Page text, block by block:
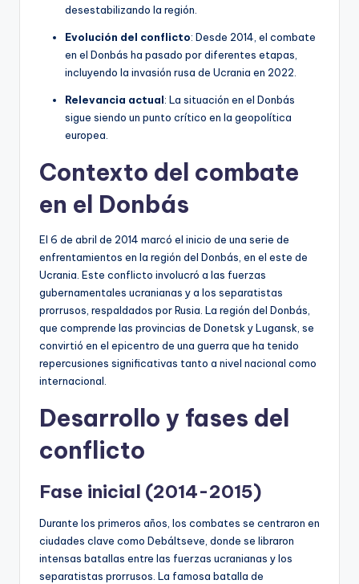
desestabilizando la región.
Evolución del conflicto: Desde 2014, el combate
en el Donbás ha pasado por diferentes etapas,
incluyendo la invasión rusa de Ucrania en 2022.
Relevancia actual: La situación en el Donbás
sigue siendo un punto crítico en la geopolítica
europea.
Contexto del combate
en el Donbás
El 6 de abril de 2014 marcó el inicio de una serie de
enfrentamientos en la región del Donbás, en el este de
Ucrania. Este conflicto involucró a las fuerzas
gubernamentales ucranianas y a los separatistas
prorrusos, respaldados por Rusia. La región del Donbás,
que comprende las provincias de Donetsk y Lugansk, se
convirtió en el epicentro de una guerra que ha tenido
repercusiones significativas tanto a nivel nacional como
internacional.
Desarrollo y fases del
conflicto
Fase inicial (2014-2015)
Durante los primeros años, los combates se centraron en
ciudades clave como Debáltseve, donde se libraron
intensas batallas entre las fuerzas ucranianas y los
separatistas prorrusos. La famosa batalla de